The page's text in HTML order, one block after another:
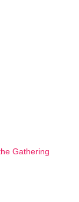
Gathering